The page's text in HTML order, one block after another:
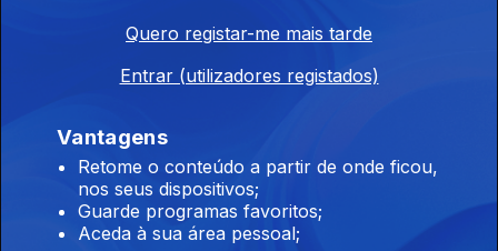
Ep. 6
Quero registar-me mais tarde
Entrar (utilizadores registados)
Vantagens
Retome o conteúdo a partir de onde ficou,
nos seus dispositivos;
Guarde programas favoritos;
Aceda à sua área pessoal;